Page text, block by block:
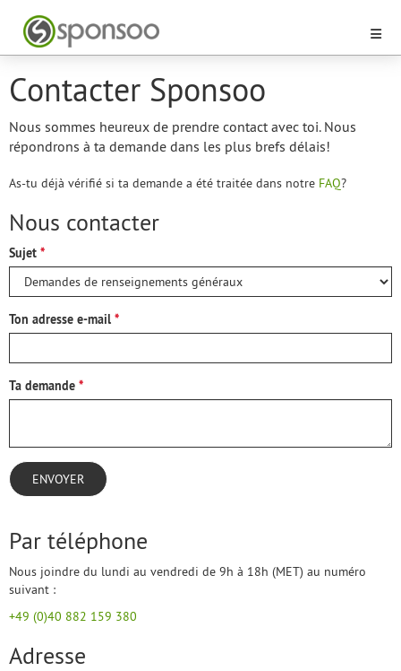
Contacter Sponsoo
Nous sommes heureux de prendre contact avec toi. Nous
répondrons à ta demande dans les plus brefs délais!
As-tu déjà vérifié si ta demande a été traitée dans notre FAQ?
Nous contacter
Sujet
Ton adresse e-mail
Ta demande
ENVOYER
Par téléphone
Nous joindre du lundi au vendredi de 9h à 18h (MET) au numéro
suivant :
+49 (0)40 882 159 380
Adresse